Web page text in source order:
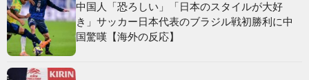
中国人「恐ろしい」「日本のスタイルが大好
き」サッカー日本代表のブラジル戦初勝利に中
国驚嘆【海外の反応】